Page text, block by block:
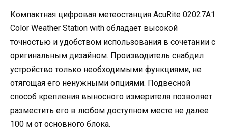
Компактная цифровая метеостанция AcuRite 02027A1
Color Weather Station with обладает высокой
точностью и удобством использования в сочетании с
оригинальным дизайном. Производитель снабдил
устройство только необходимыми функциями, не
отягощая его ненужными опциями. Подвесной
способ крепления выносного измерителя позволяет
разместить его в любом доступном месте не далее
100 м от основного блока.